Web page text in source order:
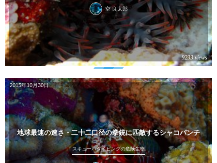
空 良太郎
9233 views
地球最速の速さ・二十二口径の拳銃に匹敵するシャコパンチ
2015年10月30日
スキューバダイビングの危険生物